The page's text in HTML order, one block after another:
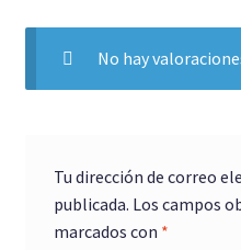
No hay
Tu dirección de correo
publicada. Los campos
marcados con *